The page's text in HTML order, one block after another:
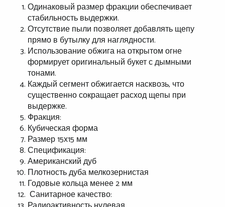
Одинаковый размер фракции обеспечивает
стабильность выдержки.
Отсутствие пыли позволяет добавлять щепу
прямо в бутылку для наглядности.
Использование обжига на открытом огне
формирует оригинальный букет с дымными
тонами.
Каждый сегмент обжигается насквозь, что
существенно сокращает расход щепы при
выдержке.
Фракция:
Кубическая форма
Размер 15х15 мм
Спецификация:
Американский дуб
Плотность дуба мелкозернистая
Годовые кольца менее 2 мм
Санитарное качество: